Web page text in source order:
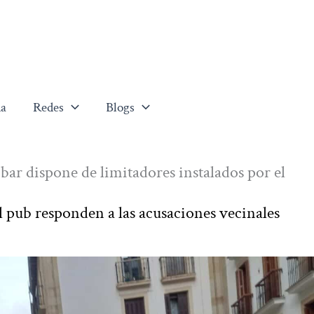
Redes Blogs
dispone de limitadores instalados por el
responden a las acusaciones vecinales